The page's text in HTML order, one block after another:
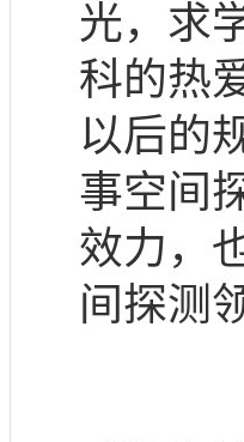
光，求
科的热
以后的
事空间
效力，
间探测